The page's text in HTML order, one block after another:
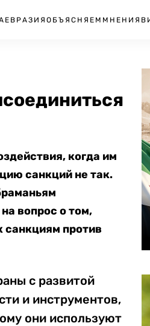
ЕВРАЗИЯ ОБЪЯСНЯЕМ МНЕНИЯ
когда им
санкций не так.
вопрос о том,
санкциям против
с развитой
и инструментов,
они используют